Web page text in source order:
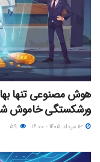
هوش مصنوعی تنها
ورشکستگی خاموش